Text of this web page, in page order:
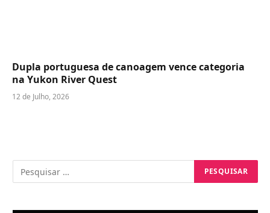
Dupla portuguesa de canoagem vence categoria
na Yukon River Quest
12 de Julho, 2026